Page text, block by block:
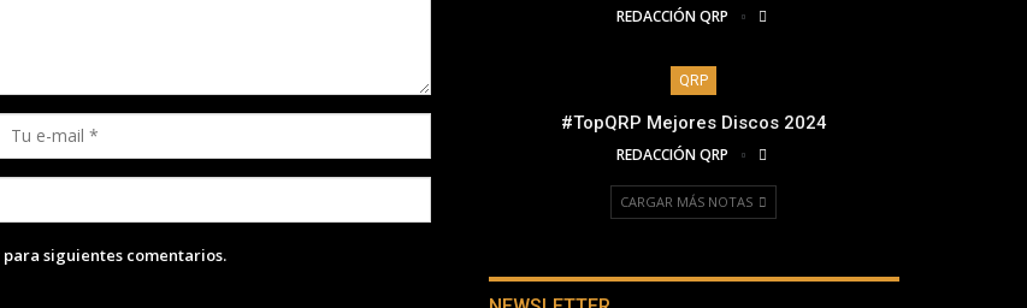
siguientes comentarios.
REDACCIÓN QRP
QRP
#TopQRP Mejores Discos 2024
REDACCIÓN QRP
CARGAR MÁS NOTAS